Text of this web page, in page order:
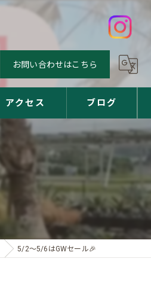
お問い合わせはこちら
アクセス ブログ
5/2〜5/6はGWセール🎉